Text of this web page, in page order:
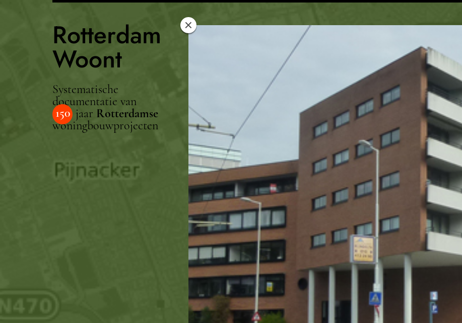
Rotterdam
Woont
Systematische
documentatie van
150 jaar Rotterdamse
woningbouwprojecten